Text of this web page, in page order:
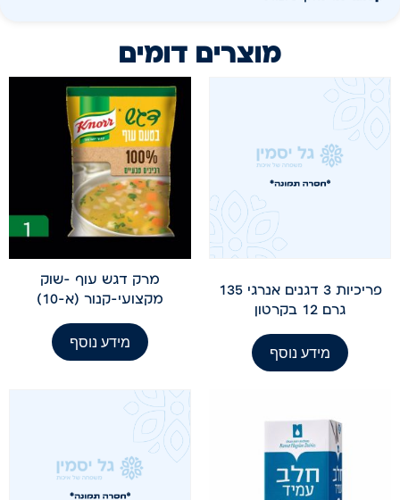
מוצרים דומים
פריכיות 3 דגנים אנרגי 135
גרם 12 בקרטון
מידע נוסף
מרק דגש עוף -שוק
מקצועי-קנור (א-10)
מידע נוסף